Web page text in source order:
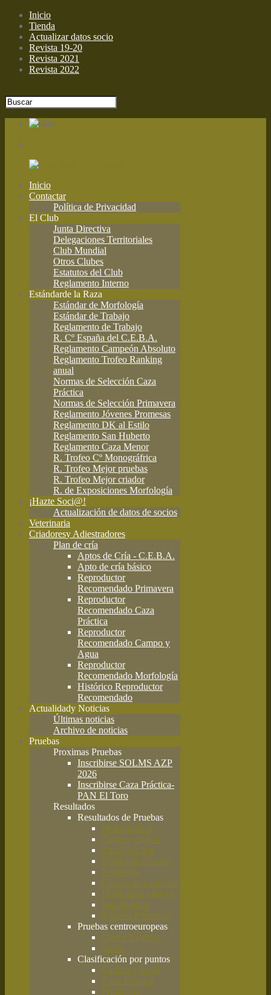
Inicio
Tienda
Actualizar datos socio
Revista 19-20
Revista 2021
Revista 2022
Inicio
Contactar
Política de Privacidad
El Club
Junta Directiva
Delegaciones Territoriales
Club Mundial
Otros Clubes
Estatutos del Club
Reglamento Interno
Estándarde la Raza
Estándar de Morfología
Estándar de Trabajo
Reglamento de Trabajo
R. Cº España del C.E.B.A.
Reglamento Campeón Absoluto
Reglamento Trofeo Ranking
anual
Normas de Selección Caza
Práctica
Normas de Selección Primavera
Reglamento Jóvenes Promesas
Reglamento DK al Estilo
Reglamento San Huberto
Reglamento Caza Menor
R. Trofeo Cº Monográfrica
R. Trofeo Mejor pruebas
R. Trofeo Mejor criador
R. de Exposiciones Morfología
¡Hazte Soci@!
Actualización de datos de socios
Veterinaria
Criadoresy Adiestradores
Plan de cría
Aptos de Cría - C.E.B.A.
Apto de cría básico
Reproductor
Recomendado Primavera
Reproductor
Recomendado Caza
Práctica
Reproductor
Recomendado Campo y
Agua
Reproductor
Recomendado Morfología
Histórico Reproductor
Recomendado
Actualidady Noticias
Últimas noticias
Archivo de noticias
Pruebas
Proximas Pruebas
Inscribirse SOLMS AZP
2026
Inscribirse Caza Práctica-
PAN El Toro
Resultados
Resultados de Pruebas
Monográficas
Campo y Agua
Caza Práctica
Búsqueda de caza
Primavera
Clásica de codorniz
Disciplinas básicas
San Huberto
Jóvenes Promesas
Pruebas centroeuropeas
Deutsch Derby
Solms
Clasificación por puntos
Campo y Agua
Caza Práctica
Primavera